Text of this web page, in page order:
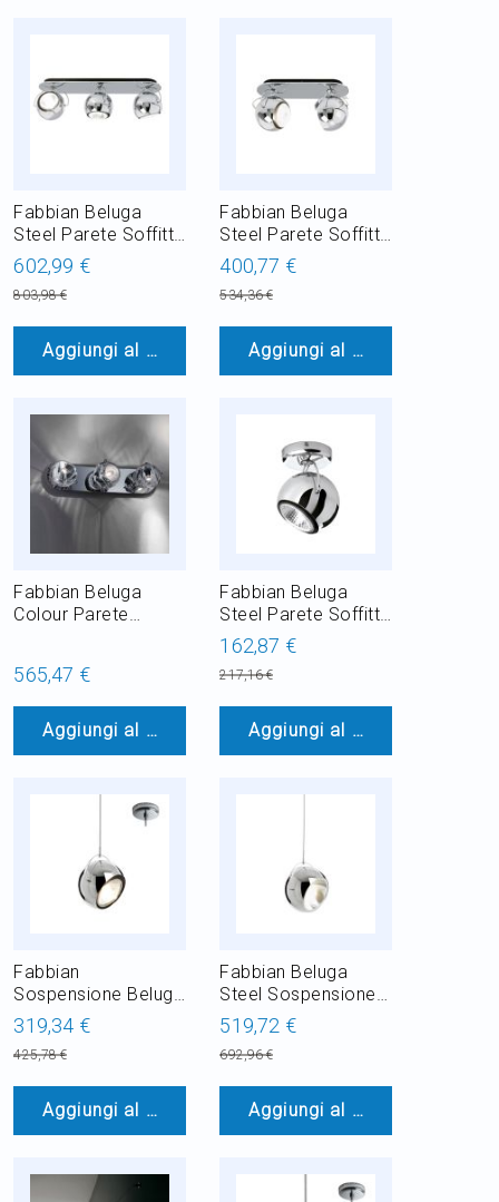
Fabbian Beluga
Steel Parete Soffitto
3L Ø9
602,99 €
803,98 €
Aggiungi al Carrello
Fabbian Beluga
Steel Parete Soffitto
2L Ø9
400,77 €
534,36 €
Aggiungi al Carrello
Fabbian Beluga
Colour Parete
565,47 €
Aggiungi al Carrello
Fabbian Beluga
Steel Parete Soffitto
1L Ø9
162,87 €
217,16 €
Aggiungi al Carrello
Fabbian
Sospensione Beluga
Steel 1 Luce E27 H
25 / 115 cm
319,34 €
425,78 €
Aggiungi al Carrello
Fabbian Beluga
Steel Sospensione
Ø20
519,72 €
692,96 €
Aggiungi al Carrello